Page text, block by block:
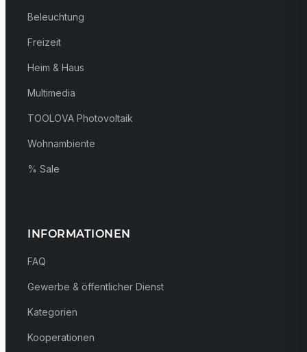
Beleuchtung
Freizeit
Heim & Haus
Multimedia
TOOLOVA Photovoltaik
Wohnambiente
% Sale
INFORMATIONEN
FAQ
Gewerbe & öffentlicher Dienst
Kategorien
Kooperationen